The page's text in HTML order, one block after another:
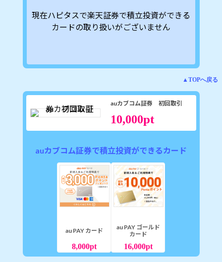
現在ハピタスで楽天証券で積立投資ができる
カードの取り扱いがございません
▲TOPへ戻る
auカブコム証券 初回取引
10,000pt
auカブコム証券で積立投資ができるカード
au PAY カード
8,000pt
au PAY ゴールド
カード
16,000pt